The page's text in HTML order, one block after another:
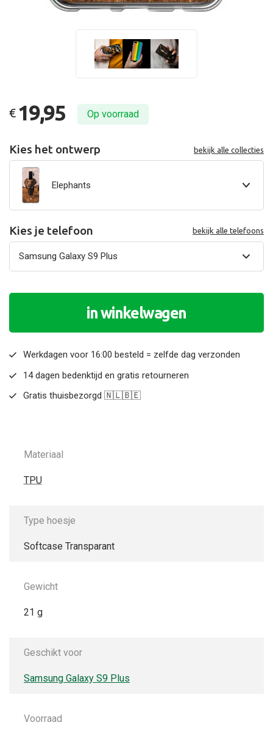
€ 19,95 Op voorraad
Kies het ontwerp bekijk alle collecties
Elephants
Kies je telefoon bekijk alle telefoons
in winkelwagen
Werkdagen voor 16:00 besteld = zelfde dag verzonden
14 dagen bedenktijd en gratis retourneren
Gratis thuisbezorgd 🇳🇱🇧🇪
Materiaal
TPU
Type hoesje
Softcase Transparant
Gewicht
21 g
Geschikt voor
Samsung Galaxy S9 Plus
Voorraad